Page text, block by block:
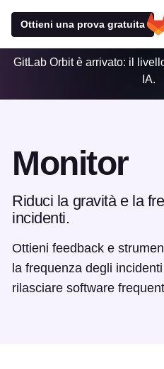
Ottieni una prova gratuita
GitLab Orbit è arrivato: il
IA.
Monitor
Riduci la gravità e la
incidenti.
Ottieni feedback e
la frequenza degli
rilasciare software